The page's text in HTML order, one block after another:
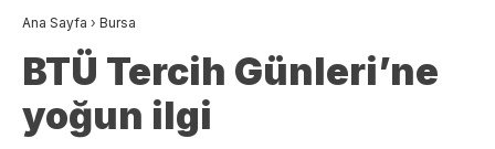
Ana Sayfa › Bursa
BTÜ Tercih Günleri’ne
yoğun ilgi